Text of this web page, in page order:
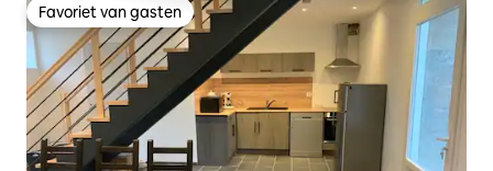
Favoriet van gasten
Favoriet van gasten